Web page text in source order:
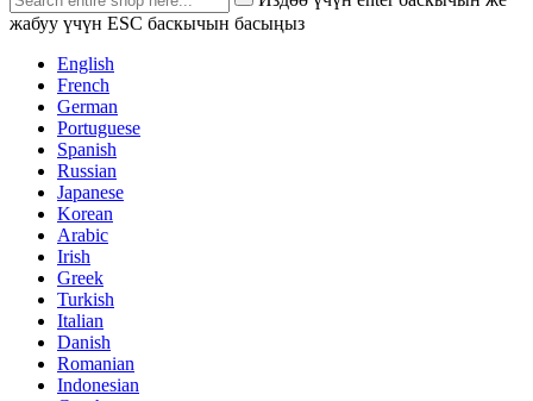
жабуу үчүн ESC баскычын басыңыз
English
French
German
Portuguese
Spanish
Russian
Japanese
Korean
Arabic
Irish
Greek
Turkish
Italian
Danish
Romanian
Indonesian